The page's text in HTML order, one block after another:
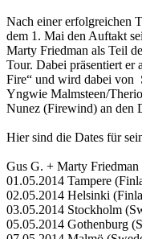
Nach einer erfolgreichen
dem 1. Mai den Auftakt
Marty Friedman als Teil
Tour. Dabei präsentiert er
Fire“ und wird dabei von
Yngwie Malmsteen/
Nunez (Firewind) an den
Hier sind die Dates für
Gus G. + Marty
01.05.2014 Tampere
02.05.2014 Helsinki
03.05.2014 Stockholm
05.05.2014 Gothenburg